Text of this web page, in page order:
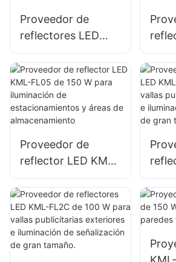
Proveedor de
reflectores LED
KML-FL05 de 50 W
para fachadas de
edificios exteriores
e iluminación de
espacios abiertos.
W
de
Proveedor de
reflector LED KML-
FL05 de 150 W
para iluminación de
estacionamientos y
áreas de
almacenamiento
para